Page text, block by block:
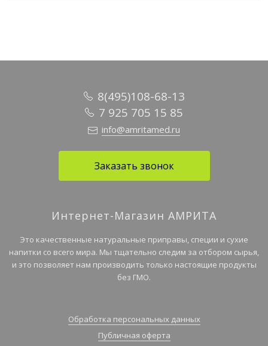
8(495)108-68-13
7 925 705 15 85
info@amritamed.ru
Заказать звонок
Интернет-Магазин АМРИТА
Это качественные натуральные приправы, специи и сухие
напитки со всего мира. Мы тщательно следим за отбором сырья,
и это позволяет нам производить только настоящие продукты
без ГМО.
Обработка персональных данных
Публичная оферта